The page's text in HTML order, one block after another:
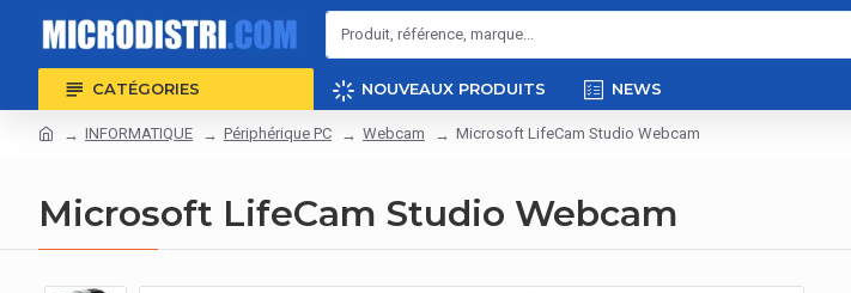
CATÉGORIES NOUVEAUX PRODUITS NEWS
INFORMATIQUE Périphérique PC Webcam Microsoft LifeCam Studio Webcam
Microsoft LifeCam Studio Webcam